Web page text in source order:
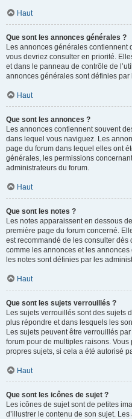
Haut
Que sont les annonces générales ?
Les annonces générales contiennent
vous devriez consulter en priorité.
et dans le panneau de contrôle de
annonces générales sont définies
Haut
Que sont les annonces ?
Les annonces contiennent souvent
dans lequel vous naviguez. Les
page du forum dans lequel elles ont
générales, les permissions
administrateurs du forum.
Haut
Que sont les notes ?
Les notes apparaissent en dessous
première page du forum concerné.
est recommandé de les consulter
comme les annonces et les
les notes sont définies par les
Haut
Que sont les sujets verrouillés ?
Les sujets verrouillés sont des sujets
plus répondre et dans lesquels les
Les sujets peuvent être verrouillés
forum pour de multiples raisons.
propres sujets, si cela a été autorisé
Haut
Que sont les icônes de sujet ?
Les icônes de sujet sont de petites
d’illustrer le contenu de son sujet.